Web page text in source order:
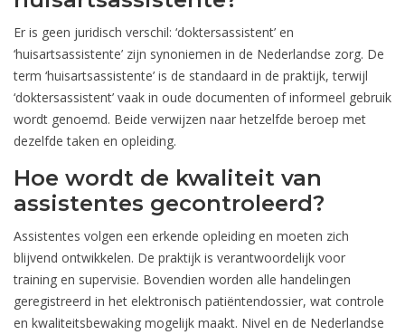
Er is geen juridisch verschil: ‘doktersassistent’ en
‘huisartsassistente’ zijn synoniemen in de Nederlandse zorg. De
term ‘huisartsassistente’ is de standaard in de praktijk, terwijl
‘doktersassistent’ vaak in oude documenten of informeel gebruik
wordt genoemd. Beide verwijzen naar hetzelfde beroep met
dezelfde taken en opleiding.
Hoe wordt de kwaliteit van
assistentes gecontroleerd?
Assistentes volgen een erkende opleiding en moeten zich
blijvend ontwikkelen. De praktijk is verantwoordelijk voor
training en supervisie. Bovendien worden alle handelingen
geregistreerd in het elektronisch patiëntendossier, wat controle
en kwaliteitsbewaking mogelijk maakt. Nivel en de Nederlandse